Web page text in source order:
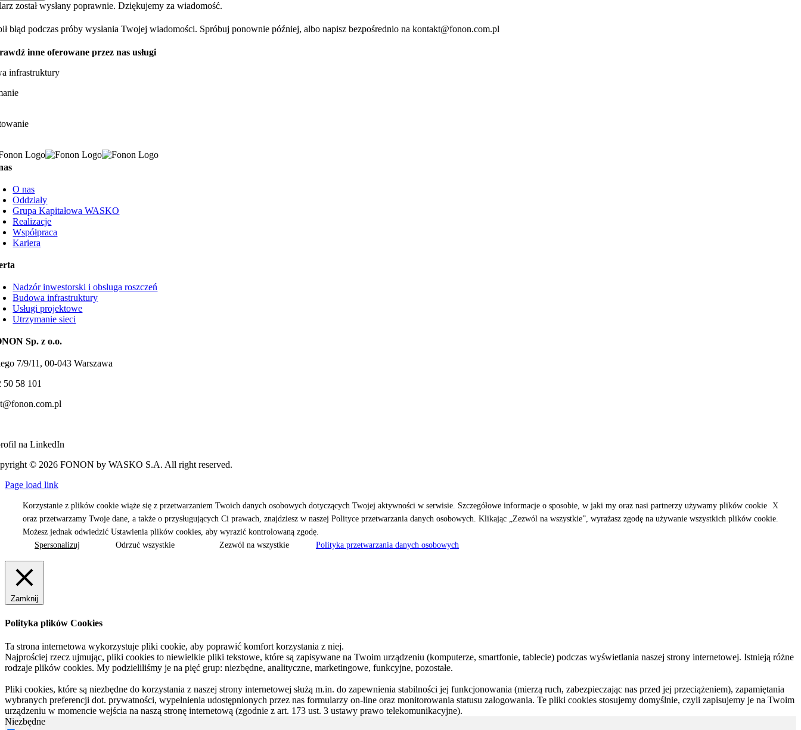
został wysłany poprawnie. Dziękujemy za wiadomość.
błąd podczas próby wysłania Twojej wiadomości. Spróbuj ponownie później, albo napisz bezpośrednio na kontakt@fonon.com.pl
inne oferowane przez nas usługi
infrastruktury
O nas
Oddziały
Grupa Kapitałowa WASKO
Realizacje
Współpraca
Kariera
Nadzór inwestorski i obsługa roszczeń
Budowa infrastruktury
Usługi projektowe
Utrzymanie sieci
Sp. z o.o.
7/9/11, 00-043 Warszawa
50 58 101
na LinkedIn
© 2026 FONON by WASKO S.A. All right reserved.
Page load link
X
Korzystanie z plików cookie wiąże się z przetwarzaniem Twoich danych osobowych dotyczących Twojej aktywności w serwisie. Szczegółowe informacje o sposobie, w jaki my oraz nasi partnerzy używamy plików cookie
oraz przetwarzamy Twoje dane, a także o przysługujących Ci prawach, znajdziesz w naszej Polityce przetwarzania danych osobowych. Klikając „Zezwól na wszystkie”, wyrażasz zgodę na używanie wszystkich plików cookie.
Możesz jednak odwiedzić Ustawienia plików cookies, aby wyrazić kontrolowaną zgodę.
Spersonalizuj
Odrzuć wszystkie Zezwól na wszystkie Polityka przetwarzania danych osobowych
Zamknij
Polityka plików Cookies
Ta strona internetowa wykorzystuje pliki cookie, aby poprawić komfort korzystania z niej.
Najprościej rzecz ujmując, pliki cookies to niewielkie pliki tekstowe, które są zapisywane na Twoim urządzeniu (komputerze, smartfonie, tablecie) podczas wyświetlania naszej strony internetowej. Istnieją różne
rodzaje plików cookies. My podzieliliśmy je na pięć grup: niezbędne, analityczne, marketingowe, funkcyjne, pozostałe.
Pliki cookies, które są niezbędne do korzystania z naszej strony internetowej służą m.in. do zapewnienia stabilności jej funkcjonowania (mierzą ruch, zabezpieczając nas przed jej przeciążeniem), zapamiętania
wybranych preferencji dot. prywatności, wypełnienia udostępnionych przez nas formularzy on-line oraz monitorowania statusu zalogowania. Te pliki cookies stosujemy domyślnie, czyli zapisujemy je na Twoim
urządzeniu w momencie wejścia na naszą stronę internetową (zgodnie z art. 173 ust. 3 ustawy prawo telekomunikacyjne).
Niezbędne